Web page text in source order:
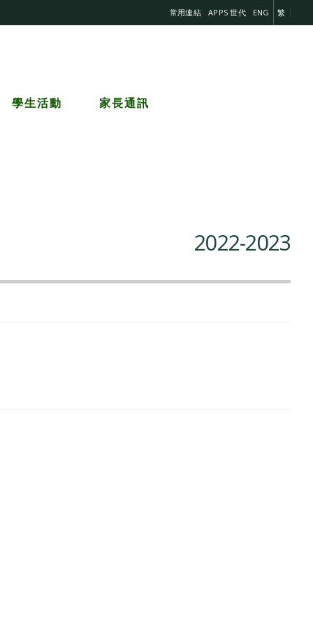
常用連結 APPS 世代 ENG 繁
學生活動 家長通訊
2022-2023